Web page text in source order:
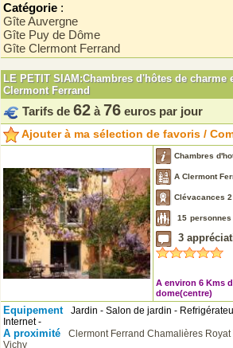
Catégorie :
Gîte Auvergne
Gîte Puy de Dôme
Gîte Clermont Ferrand
LE PETIT SIAM:Chambres d'hôtes de
Clermont Ferrand
Tarifs de 62 à 76 euros par jour
Ajouter à ma sélection de favoris /
Chambres
A Clermont
Clévacances
15 personnes
3
A environ 6 Kms
dome(centre)
Equipement
Jardin - Salon de jardin -
Internet -
A proximité Clermont Ferrand Chamalières Royat
Vichy